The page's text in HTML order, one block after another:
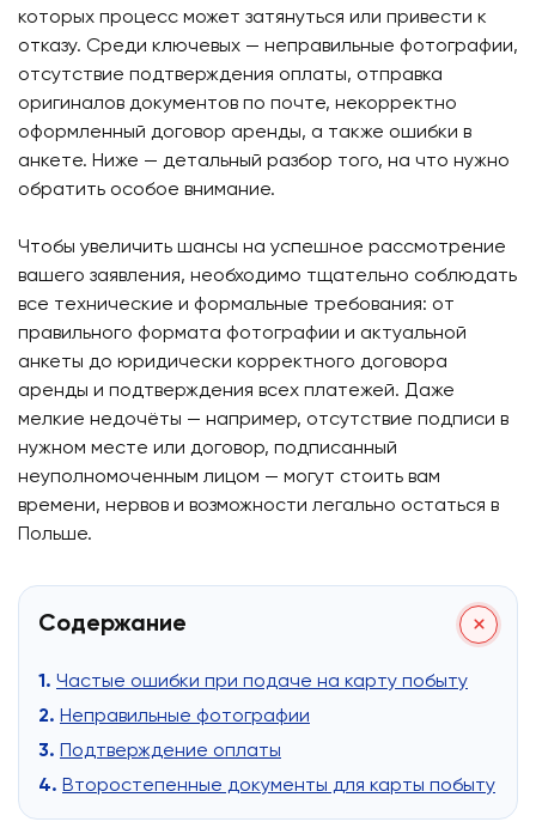
которых процесс может затянуться или привести к
отказу. Среди ключевых — неправильные фотографии,
отсутствие подтверждения оплаты, отправка
оригиналов документов по почте, некорректно
оформленный договор аренды, а также ошибки в
анкете. Ниже — детальный разбор того, на что нужно
обратить особое внимание.
Чтобы увеличить шансы на успешное рассмотрение
вашего заявления, необходимо тщательно соблюдать
все технические и формальные требования: от
правильного формата фотографии и актуальной
анкеты до юридически корректного договора
аренды и подтверждения всех платежей. Даже
мелкие недочёты — например, отсутствие подписи в
нужном месте или договор, подписанный
неуполномоченным лицом — могут стоить вам
времени, нервов и возможности легально остаться в
Польше.
Содержание
Частые ошибки при подаче на карту побыту
Неправильные фотографии
Подтверждение оплаты
Второстепенные документы для карты побыту